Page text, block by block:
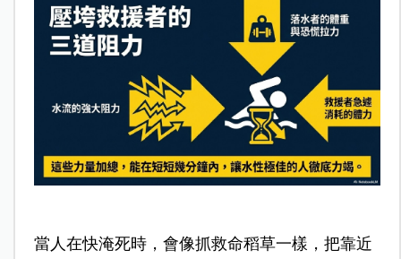
當人在快淹死時，會像抓救命稻草一樣，把靠近